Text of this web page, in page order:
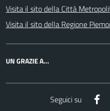
Visita il sito della Città
Visita il sito della Regione
UN GRAZIE A...
Seguici su